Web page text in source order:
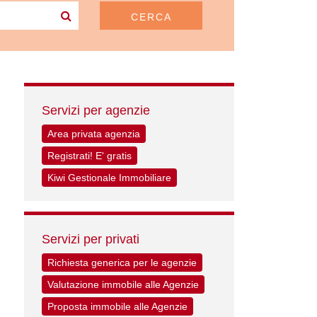
CERCA
Servizi per agenzie
Area privata agenzia
Registrati! E' gratis
Kiwi Gestionale Immobiliare
Servizi per privati
Richiesta generica per le agenzie
Valutazione immobile alle Agenzie
Proposta immobile alle Agenzie